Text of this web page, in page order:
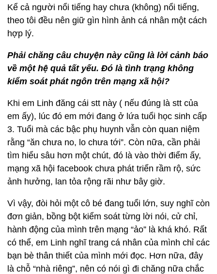
Kể cả người nổi tiếng hay chưa (không) nổi tiếng,
theo tôi đều nên giữ gìn hình ảnh cá nhân một cách
hợp lý.
Phải chăng câu chuyện này cũng là lời cảnh báo
về một hệ quả tất yếu. Đó là tình trạng không
kiểm soát phát ngôn trên mạng xã hội?
Khi em Linh đăng cái stt này ( nếu đúng là stt của
em ấy), lúc đó em mới đang ở lứa tuổi học sinh cấp
3. Tuổi mà các bậc phụ huynh vẫn còn quan niệm
rằng “ăn chưa no, lo chưa tới”. Còn nữa, cần phải
tìm hiểu sâu hơn một chút, đó là vào thời điểm ấy,
mạng xã hội facebook chưa phát triển rầm rộ, sức
ảnh hưởng, lan tỏa rộng rãi như bây giờ.
Vì vậy, đòi hỏi một cô bé đang tuổi lớn, suy nghĩ còn
đơn giản, bồng bột kiểm soát từng lời nói, cử chỉ,
hành động của mình trên mạng “ảo” là khá khó. Rất
có thể, em Linh nghĩ trang cá nhân của mình chỉ các
bạn bè thân thiết của mình mới đọc. Hơn nữa, đây
là chỗ “nhà riêng”, nên có nói gì đi chăng nữa chắc